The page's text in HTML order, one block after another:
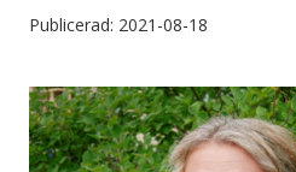
Publicerad: 2021-08-18